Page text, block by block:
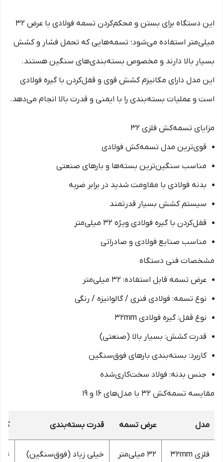
این دستگاه برای بستن و محکم‌کردن تسمه فولادی با عرض ۳۲
میلی‌متر استفاده می‌شود؛ تسمه‌هایی که تحمل فشار و کشش
بسیار بالا دارند و مخصوص بسته‌بندی‌های سنگین هستند.
این مدل دارای مکانیزم کشش قوی و قفل‌کردن با گیره فولادی
است و عملیات بسته‌بندی را با ایمنی و قدرت بالا انجام می‌دهد.
مزایای تسمه‌کش فلزی ۳۲
قوی‌ترین مدل تسمه‌کش فولادی
مناسب سنگین‌ترین بسته‌ها و بارهای صنعتی
بدنه فولادی با مقاومت شدید در برابر ضربه
سیستم کشش بسیار قدرتمند
قفل‌کردن با گیره فولادی ویژه ۳۲ میلی‌متر
مناسب صنایع فولادی و صادراتی
مشخصات فنی دستگاه
عرض تسمه قابل استفاده: ۳۲ میلی‌متر
نوع تسمه: فولادی فنری / گالوانیزه / رنگی
نوع قفل: گیره فولادی ۳۲mm
قدرت کشش: بسیار بالا (صنعتی)
کاربرد: بسته‌بندی بارهای فوق‌سنگین
جنس بدنه: فولاد سخت‌کاری‌شده
مقایسه تسمه‌کش ۳۲ با مدل‌های ۱۶ و ۱۹
مدل عرض تسمه قدرت بسته‌بندی
فلزی 32mm ۳۲ میلی‌متر خیلی زیاد (فوق‌سنگین)